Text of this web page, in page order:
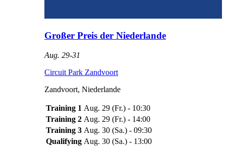
Großer Preis der Niederlande
Aug. 29-31
Circuit Park Zandvoort
Zandvoort, Niederlande
Training 1 Aug. 29 (Fr.) - 10:30
Training 2 Aug. 29 (Fr.) - 14:00
Training 3 Aug. 30 (Sa.) - 09:30
Qualifying Aug. 30 (Sa.) - 13:00